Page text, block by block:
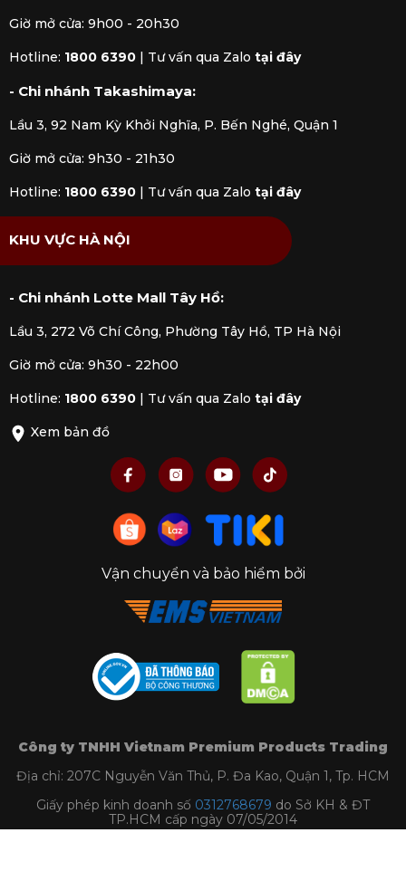
Sản phẩm chuyên dùng để cắt, thái các loại thịt, cá
21cm chính hãng tại Kitchen Koncept
Tại Kitchen Koncept, chúng tôi cung cấp sản phẩm
dao Chef ZWILLING Twin Houchou D60 21cm
các cơ quan chức năng. Mua hàng tại Kitchen
Koncept khách hàng sẽ yên tâm khi nhận được đầy
đem đến.
Giờ mở cửa: 9h00 - 20h30
Hotline: 1800 6390 Tư vấn qua Zalo tại đây
- Chi nhánh Takashimaya:
Lầu 3, 92 Nam Kỳ Khởi Nghĩa, P. Bến Nghé, Quận 1
Giờ mở cửa: 9h30 - 21h30
Hotline: 1800 6390 Tư vấn qua Zalo tại đây
KHU VỰC HÀ NỘI
- Chi nhánh Lotte Mall Tây Hồ:
Lầu 3, 272 Võ Chí Công, Phường Tây Hồ, TP Hà Nội
Giờ mở cửa: 9h30 - 22h00
Hotline: 1800 6390 Tư vấn qua Zalo tại đây
Xem bản đồ
Vận chuyển và bảo hiểm bởi
Công ty TNHH Vietnam Premium Products Trading
Địa chỉ: 207C Nguyễn Văn Thủ, P. Đa Kao, Quận 1, Tp. HCM
Giấy phép kinh doanh số 0312768679 do Sở KH & ĐT
TP.HCM cấp ngày 07/05/2014